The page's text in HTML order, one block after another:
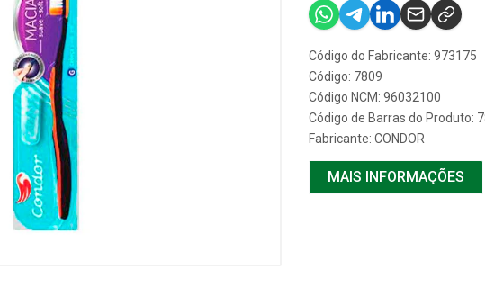
Código do Fabricante: 973175
Código: 7809
Código NCM: 96032100
Código de Barras do Produto:
Fabricante: CONDOR
MAIS INFORMAÇÕES